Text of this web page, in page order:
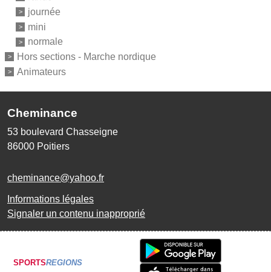
journée
mini
normale
Hors sections - Marche nordique
Animateurs
Cheminance
53 boulevard Chasseigne
86000 Poitiers
cheminance@yahoo.fr
Informations légales
Signaler un contenu inapproprié
SPORTSREGIONS